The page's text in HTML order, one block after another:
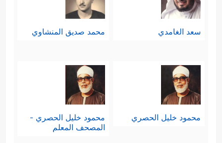
سعد الغامدي محمد صديق المنشاوي
محمود خليل الحصري
محمود خليل الحصري -
المصحف المعلم